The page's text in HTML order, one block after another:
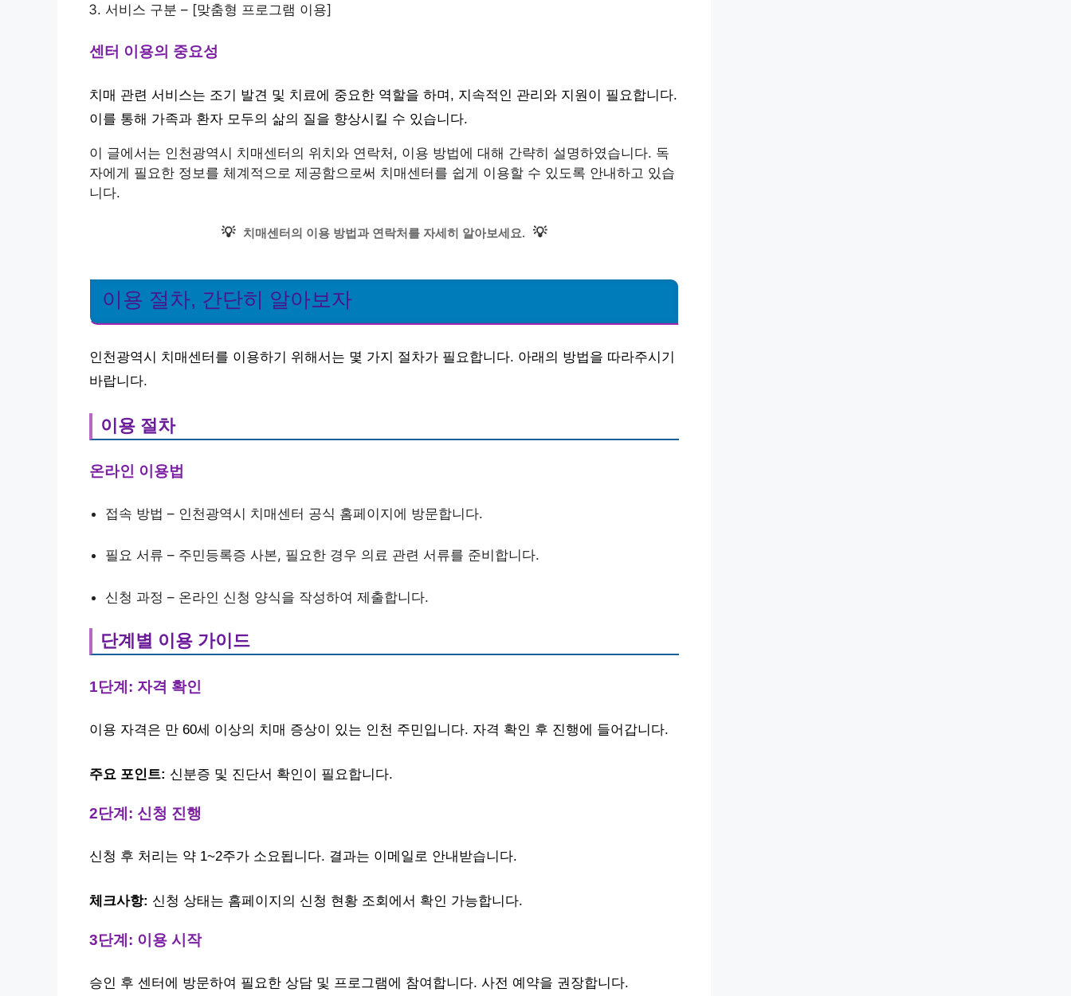
서비스 구분 – [맞춤형 프로그램 이용]
센터 이용의 중요성
치매 관련 서비스는 조기 발견 및 치료에 중요한 역할을 하며, 지속적인 관리와 지원이 필요합니다.
이를 통해 가족과 환자 모두의 삶의 질을 향상시킬 수 있습니다.
이 글에서는 인천광역시 치매센터의 위치와 연락처, 이용 방법에 대해 간략히 설명하였습니다. 독
자에게 필요한 정보를 체계적으로 제공함으로써 치매센터를 쉽게 이용할 수 있도록 안내하고 있습
니다.
💡 치매센터의 이용 방법과 연락처를 자세히 알아보세요. 💡
이용 절차, 간단히 알아보자
인천광역시 치매센터를 이용하기 위해서는 몇 가지 절차가 필요합니다. 아래의 방법을 따라주시기
바랍니다.
이용 절차
온라인 이용법
접속 방법 – 인천광역시 치매센터 공식 홈페이지에 방문합니다.
필요 서류 – 주민등록증 사본, 필요한 경우 의료 관련 서류를 준비합니다.
신청 과정 – 온라인 신청 양식을 작성하여 제출합니다.
단계별 이용 가이드
1단계: 자격 확인
이용 자격은 만 60세 이상의 치매 증상이 있는 인천 주민입니다. 자격 확인 후 진행에 들어갑니다.
주요 포인트: 신분증 및 진단서 확인이 필요합니다.
2단계: 신청 진행
신청 후 처리는 약 1~2주가 소요됩니다. 결과는 이메일로 안내받습니다.
체크사항: 신청 상태는 홈페이지의 신청 현황 조회에서 확인 가능합니다.
3단계: 이용 시작
승인 후 센터에 방문하여 필요한 상담 및 프로그램에 참여합니다. 사전 예약을 권장합니다.